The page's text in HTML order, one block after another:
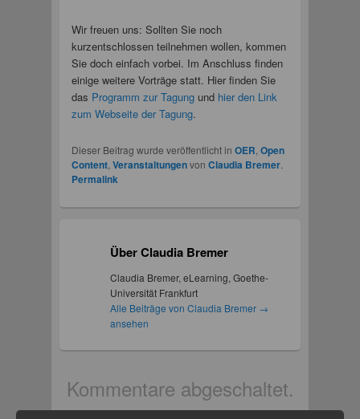
Wir freuen uns: Sollten Sie noch
kurzentschlossen teilnehmen wollen, kommen
Sie doch einfach vorbei. Im Anschluss finden
einige weitere Vorträge statt. Hier finden Sie
das Programm zur Tagung und hier den Link
zum Webseite der Tagung.
Dieser Beitrag wurde veröffentlicht in OER Open
Content, Veranstaltungenvon Claudia Bremer.
Permalink
Über Claudia Bremer
Claudia Bremer, eLearning, Goethe-
Universität Frankfurt
Alle Beiträge von Claudia Bremer →
ansehen
Kommentare abgeschaltet.